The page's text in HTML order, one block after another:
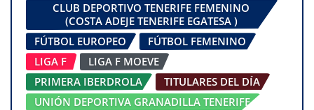
CLUB DEPORTIVO TENERIFE FEMENINO
(COSTA ADEJE TENERIFE EGATESA )
FÚTBOL EUROPEO
FÚTBOL FEMENINO
LIGA F
LIGA F MOEVE
PRIMERA IBERDROLA
TITULARES DEL DÍA
UNIÓN DEPORTIVA GRANADILLA TENERIFE